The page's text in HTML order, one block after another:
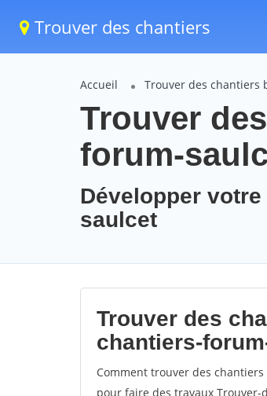
Trouver des chantiers
Accueil Trouver des chantiers
Trouver
forum-
Développer
saulcet
Trouver des
chantiers-
Comment trouver des
pour faire des travaux